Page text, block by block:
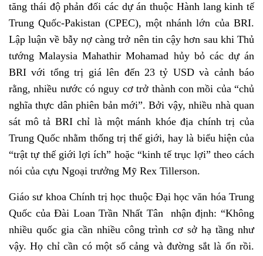
tăng thái độ phản đối các dự án thuộc Hành lang kinh tế
Trung Quốc-Pakistan (CPEC), một nhánh lớn của BRI.
Lập luận về bẫy nợ càng trở nên tin cậy hơn sau khi Thủ
tướng Malaysia Mahathir Mohamad hủy bỏ các dự án
BRI với tổng trị giá lên đến 23 tỷ USD và cảnh báo
rằng, nhiều nước có nguy cơ trở thành con mồi của “chủ
nghĩa thực dân phiên bản mới”. Bởi vậy, nhiều nhà quan
sát mô tả BRI chỉ là một mánh khóe địa chính trị của
Trung Quốc nhằm thống trị thế giới, hay là biểu hiện của
“trật tự thế giới lợi ích” hoặc “kinh tế trục lợi” theo cách
nói của cựu Ngoại trưởng Mỹ Rex Tillerson.
Giáo sư khoa Chính trị học thuộc Đại học văn hóa Trung
Quốc của Đài Loan Trần Nhất Tân nhận định: “Không
nhiều quốc gia cần nhiều công trình cơ sở hạ tầng như
vậy. Họ chỉ cần có một số cảng và đường sắt là ổn rồi.